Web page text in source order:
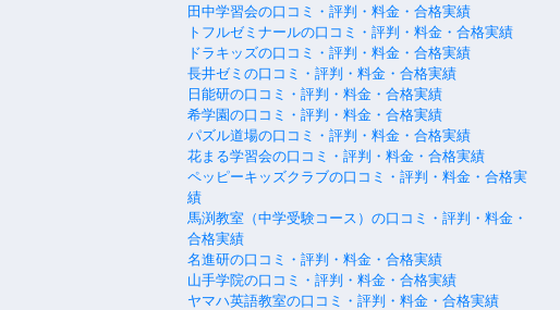
田中学習会の口コミ・評判・料金・合格実績
トフルゼミナールの口コミ・評判・料金・合格実績
ドラキッズの口コミ・評判・料金・合格実績
長井ゼミの口コミ・評判・料金・合格実績
日能研の口コミ・評判・料金・合格実績
希学園の口コミ・評判・料金・合格実績
パズル道場の口コミ・評判・料金・合格実績
花まる学習会の口コミ・評判・料金・合格実績
ペッピーキッズクラブの口コミ・評判・料金・合格実
績
馬渕教室（中学受験コース）の口コミ・評判・料金・
合格実績
名進研の口コミ・評判・料金・合格実績
山手学院の口コミ・評判・料金・合格実績
ヤマハ英語教室の口コミ・評判・料金・合格実績